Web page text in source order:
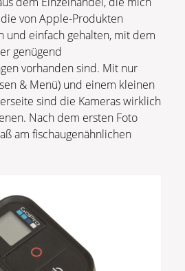
von Apple-Produkten
und einfach gehalten, mit dem
genügend
vorhanden sind. Mit nur
& Menü) und einem kleinen
sind die Kameras wirklich
Nach dem ersten Foto
am fischaugenähnlichen